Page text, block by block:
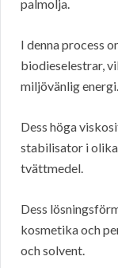
palmolja.
I denna process
biodieselestrar,
miljövänlig energi.
Dess höga
stabilisator i
tvättmedel.
Dess
kosmetika och
och solvent.